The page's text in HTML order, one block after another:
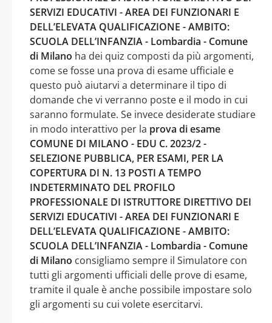
SERVIZI EDUCATIVI - AREA DEI FUNZIONARI E
DELL’ELEVATA QUALIFICAZIONE - AMBITO:
SCUOLA DELL’INFANZIA - Lombardia - Comune
di Milano ha dei quiz composti da più argomenti,
come se fosse una prova di esame ufficiale e
questo può aiutarvi a determinare il tipo di
domande che vi verranno poste e il modo in cui
saranno formulate. Se invece desiderate studiare
in modo interattivo per la prova di esame
COMUNE DI MILANO - EDU C. 2023/2 -
SELEZIONE PUBBLICA, PER ESAMI, PER LA
COPERTURA DI N. 13 POSTI A TEMPO
INDETERMINATO DEL PROFILO
PROFESSIONALE DI ISTRUTTORE DIRETTIVO DEI
SERVIZI EDUCATIVI - AREA DEI FUNZIONARI E
DELL’ELEVATA QUALIFICAZIONE - AMBITO:
SCUOLA DELL’INFANZIA - Lombardia - Comune
di Milano consigliamo sempre il Simulatore con
tutti gli argomenti ufficiali delle prove di esame,
tramite il quale è anche possibile impostare solo
gli argomenti su cui volete esercitarvi.